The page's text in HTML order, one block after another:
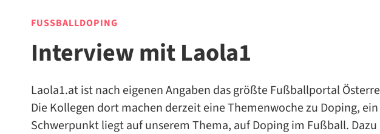
FUSSBALLDOPING
Interview mit Laola1
Laola1.at ist nach eigenen Angaben das größte Fußballportal
Die Kollegen dort machen derzeit eine Themenwoche zu Doping, ein
Schwerpunkt liegt auf unserem Thema, auf Doping im Fußball.